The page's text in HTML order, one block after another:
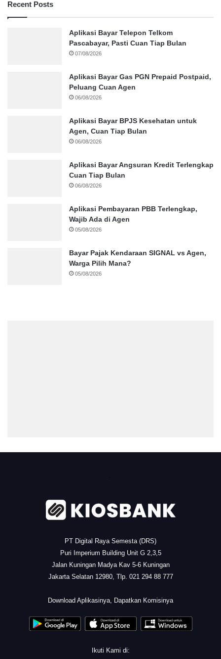
Recent Posts
Aplikasi Bayar Telepon Telkom
Pascabayar, Pasti Cuan Tiap Bulan
07/08/2026
Aplikasi Bayar Gas PGN Prepaid Postpaid,
Peluang Cuan Agen
06/08/2026
Aplikasi Bayar BPJS Kesehatan untuk
Agen, Cuan Tiap Bulan
06/08/2026
Aplikasi Bayar Angsuran Kredit Terlengkap
Cuan Tiap Bulan
06/08/2026
Aplikasi Pembayaran PBB Terlengkap,
Wajib Ada di Agen
05/08/2026
Bayar Pajak Kendaraan SIGNAL vs Agen,
Warga Pilih Mana?
05/08/2026
PT Digital Raya Semesta (DRS)
Puri Imperium Building Unit G 2,3,5
Jalan Kuningan Madya Kav 5-6 Kuningan
Jakarta Selatan 12980, Tlp. 021 294 88 777
Download Aplikasinya, Dapatkan Komisinya
Ikuti Kami di: